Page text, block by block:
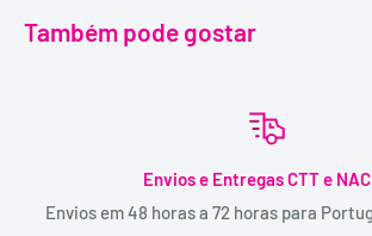
Também pode gostar
Envios e Entregas CTT e
Envios em 48 horas a 72 horas para